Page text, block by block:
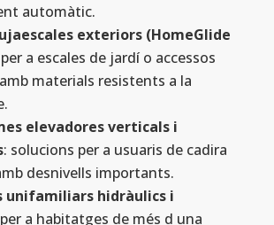
automàtic.
exteriors (HomeGlide
a escales de jardí o accessos
materials resistents a la
elevadores verticals i
: solucions per a usuaris de cadira
desnivells importants.
unifamiliars hidràulics i
a habitatges de més d una